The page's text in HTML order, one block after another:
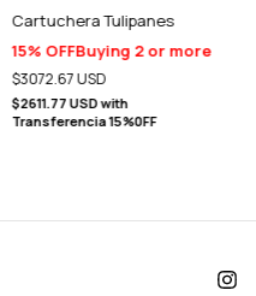
Cartuchera Tulipanes
15% OFFBuying 2 or more
$3072.67 USD
$2611.77 USDwith
Transferencia 15%0FF